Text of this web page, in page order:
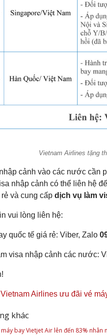
Vietnam Airlines tặng
cảnh vào các nước cần
nhập cảnh có thể liên hệ
và cung cấp dịch vụ làm
vui lòng liên hệ:
quốc tế giá rẻ: Viber, Zalo
visa nhập cảnh các nước:
Vietnam Airlines ưu đãi vé
khác
máy bay Vietjet Air lên đến 83% nhân